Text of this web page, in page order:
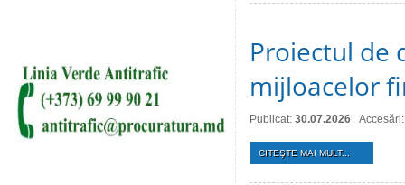
Proiectul de
mijloacelor
Publicat: 30.07.2026
CITEŞTE MAI MULT...